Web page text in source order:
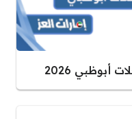
2026